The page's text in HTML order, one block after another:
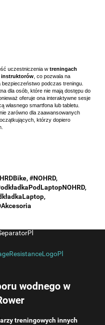
uczestniczenia w treningach
instruktorów , co pozwala na
podczas treningu.
dla osób, które nie mają dostępu do
oferuje ona interaktywne sesje
własnego smartfona lub tabletu.
zarówno dla zaawansowanych
którzy dopiero
#NOHRD,
wodnego w
treningowych innych